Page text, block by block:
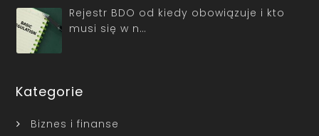
Rejestr BDO od kiedy obowiązuje i kto
musi się w n…
Kategorie
Biznes i finanse